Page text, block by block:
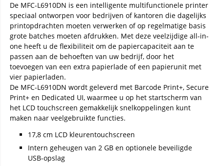
De MFC-L6910DN is een intelligente multifunctionele printer
speciaal ontworpen voor bedrijven of kantoren die dagelijks
printopdrachten moeten verwerken of op regelmatige basis
grote batches moeten afdrukken. Met deze veelzijdige all-in-
one heeft u de flexibiliteit om de papiercapaciteit aan te
passen aan de behoeften van uw bedrijf, door het
toevoegen van een extra papierlade of een papierunit met
vier papierladen.
De MFC-L6910DN wordt geleverd met Barcode Print+, Secure
Print+ en Dedicated UI, waarmee u op het startscherm van
het LCD touchscreen gemakkelijk snelkoppelingen kunt
maken naar veelgebruikte functies.
17,8 cm LCD kleurentouchscreen
Intern geheugen van 2 GB en optionele beveiligde
USB-opslag